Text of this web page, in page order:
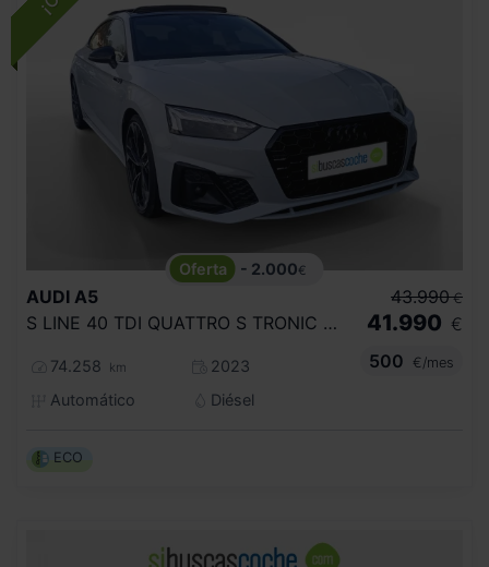
- 2.000€
AUDI A5
S LINE 40 TDI QUATTRO S TRONIC SPORTBACK
74.258 km
2023
Automático
Diésel
43.990 €
41.990 €
500
€/mes
ECO